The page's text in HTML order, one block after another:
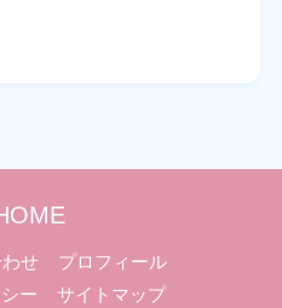
せ
プロフィール
ー
サイトマップ